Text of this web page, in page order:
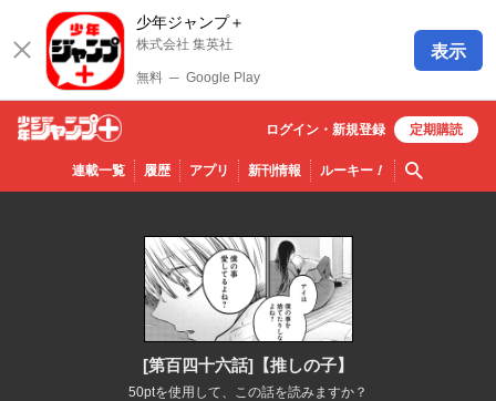
少年ジャンプ＋
株式会社 集英社
無料 ─ Google Play
表示
少年ジ
ャンプ
連載一覧 履歴 アプリ 新刊情報 ルーキー！ 検索
ログイン・ 新規登録 定期購読
[第百四十六話]【推しの子】
50ptを使用して、この話を読みますか？